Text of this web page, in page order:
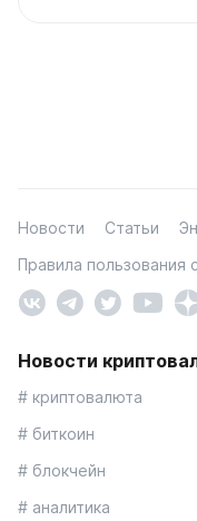
Новости Статьи
Правила пользования
Новости
# криптовалюта
# биткоин
# блокчейн
# аналитика